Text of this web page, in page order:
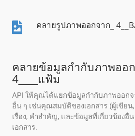
คลายรูปภาพออกจาก_
คลายข้อมูลกํากับภาพออก
4____แฟ้ม
API ให้คุณได้แยกข้อมูลกํากับภาพออกจา
อื่น ๆ เช่นคุณสมบัติของเอกสาร (ผู้เขียน
เรื่อง, คําสําคัญ, และข้อมูลที่เกี่ยวข้องอื่
เอกสาร.